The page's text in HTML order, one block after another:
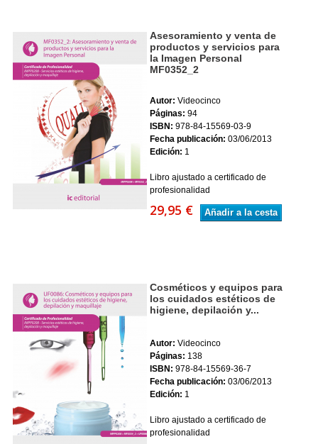
Asesoramiento y venta de
productos y servicios para
la Imagen Personal
MF0352_2
Autor: Videocinco
Páginas: 94
ISBN: 978-84-15569-03-9
Fecha publicación: 03/06/2013
Edición: 1
Libro ajustado a certificado de
profesionalidad
29,95 € Añadir a la cesta
Cosméticos y equipos para
los cuidados estéticos de
higiene, depilación y...
Autor: Videocinco
Páginas: 138
ISBN: 978-84-15569-36-7
Fecha publicación: 03/06/2013
Edición: 1
Libro ajustado a certificado de
profesionalidad